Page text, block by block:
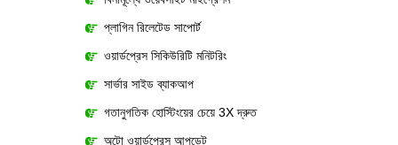
প্লাগিন রিলেটেড সাপোর্ট
ওয়ার্ডপ্রেস সিকিউরিটি মনিটরিং
সার্ভার সাইড ব্যাকআপ
গতানুগতিক হোস্টিংয়ের চেয়ে 3X দ্রুত
অটো ওয়ার্ডপ্রেস আপডেট